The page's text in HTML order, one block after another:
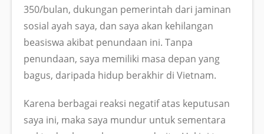
350/bulan, dukungan pemerintah dari jaminan
sosial ayah saya, dan saya akan kehilangan
beasiswa akibat penundaan ini. Tanpa
penundaan, saya memiliki masa depan yang
bagus, daripada hidup berakhir di Vietnam.
Karena berbagai reaksi negatif atas keputusan
saya ini, maka saya mundur untuk sementara